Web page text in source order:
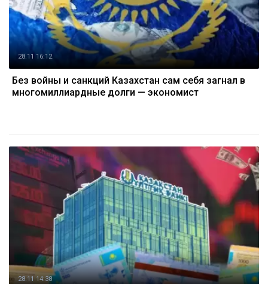
28.11 16:12
Без войны и санкций Казахстан сам себя загнал в
многомиллиардные долги — экономист
28.11 14:38